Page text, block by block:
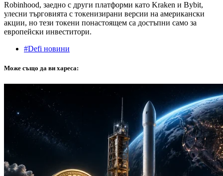
Robinhood, заедно с други платформи като Kraken и Bybit,
улесни търговията с токенизирани версии на американски
акции, но тези токени понастоящем са достъпни само за
европейски инвеститори.
#Defi новини
Може също да ви хареса: